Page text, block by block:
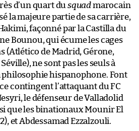
d’un quart du squadmarocain
la majeure partie de sa carrière,
façonné par la Castilla du
Bounou, qui écume les cages
(Atlético de Madrid, Gérone,
ne sont pas les seuls à
philosophie hispanophone. Font
contingent l’attaquant du FC
le défenseur de Valladolid
que les binationaux Mounir El
et Abdessamad Ezzalzouli.